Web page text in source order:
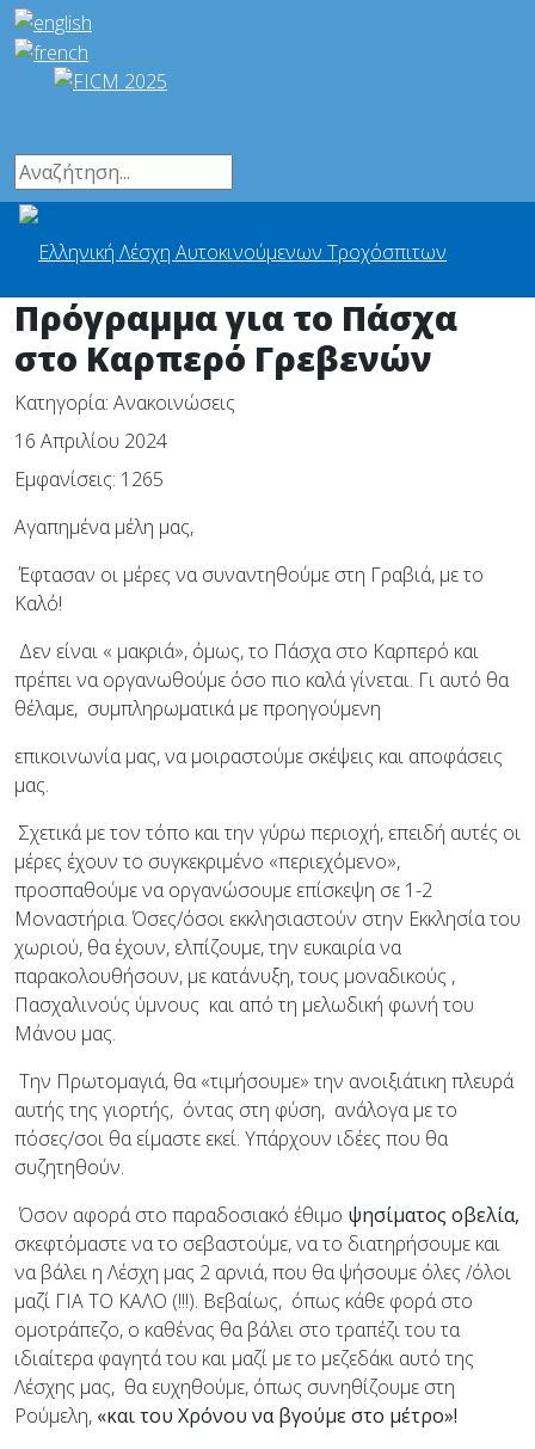
Πρόγραμμα για το Πάσχα
στο Καρπερό Γρεβενών
Κατηγορία: Ανακοινώσεις
16 Απριλίου 2024
Εμφανίσεις: 1265
Αγαπημένα μέλη μας,
Έφτασαν οι μέρες να συναντηθούμε στη Γραβιά, με το
Καλό!
Δεν είναι « μακριά», όμως, το Πάσχα στο Καρπερό και
πρέπει να οργανωθούμε όσο πιο καλά γίνεται. Γι αυτό θα
θέλαμε, συμπληρωματικά με προηγούμενη
επικοινωνία μας, να μοιραστούμε σκέψεις και αποφάσεις
μας.
Σχετικά με τον τόπο και την γύρω περιοχή, επειδή αυτές οι
μέρες έχουν το συγκεκριμένο «περιεχόμενο»,
προσπαθούμε να οργανώσουμε επίσκεψη σε 1-2
Μοναστήρια. Όσες/όσοι εκκλησιαστούν στην Εκκλησία του
χωριού, θα έχουν, ελπίζουμε, την ευκαιρία να
παρακολουθήσουν, με κατάνυξη, τους μοναδικούς ,
Πασχαλινούς ύμνους και από τη μελωδική φωνή του
Μάνου μας.
Την Πρωτομαγιά, θα «τιμήσουμε» την ανοιξιάτικη πλευρά
αυτής της γιορτής, όντας στη φύση, ανάλογα με το
πόσες/σοι θα είμαστε εκεί. Υπάρχουν ιδέες που θα
συζητηθούν.
Όσον αφορά στο παραδοσιακό έθιμο ψησίματος οβελία,
σκεφτόμαστε να το σεβαστούμε, να το διατηρήσουμε και
να βάλει η Λέσχη μας 2 αρνιά, που θα ψήσουμε όλες /όλοι
μαζί ΓΙΑ ΤΟ ΚΑΛΟ (!!!). Βεβαίως, όπως κάθε φορά στο
ομοτράπεζο, ο καθένας θα βάλει στο τραπέζι του τα
ιδιαίτερα φαγητά του και μαζί με το μεζεδάκι αυτό της
Λέσχης μας, θα ευχηθούμε, όπως συνηθίζουμε στη
Ρούμελη, «και του Χρόνου να βγούμε στο μέτρο»!